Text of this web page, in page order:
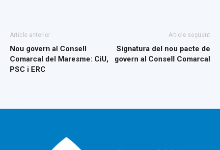
Article anterior
Nou govern al Consell
Comarcal del Maresme: CiU,
PSC i ERC
Article següent
Signatura del nou pacte de
govern al Consell Comarcal